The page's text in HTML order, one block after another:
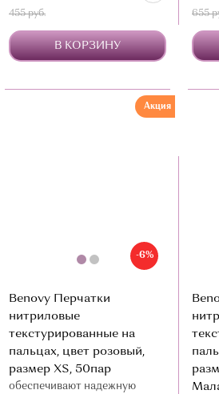
455 руб.
В КОРЗИНУ
655
-6%
Акция
Benovy Перчатки
нитриловые
текстурированные на
пальцах, цвет розовый,
размер XS, 50пар
обеспечивают надежную